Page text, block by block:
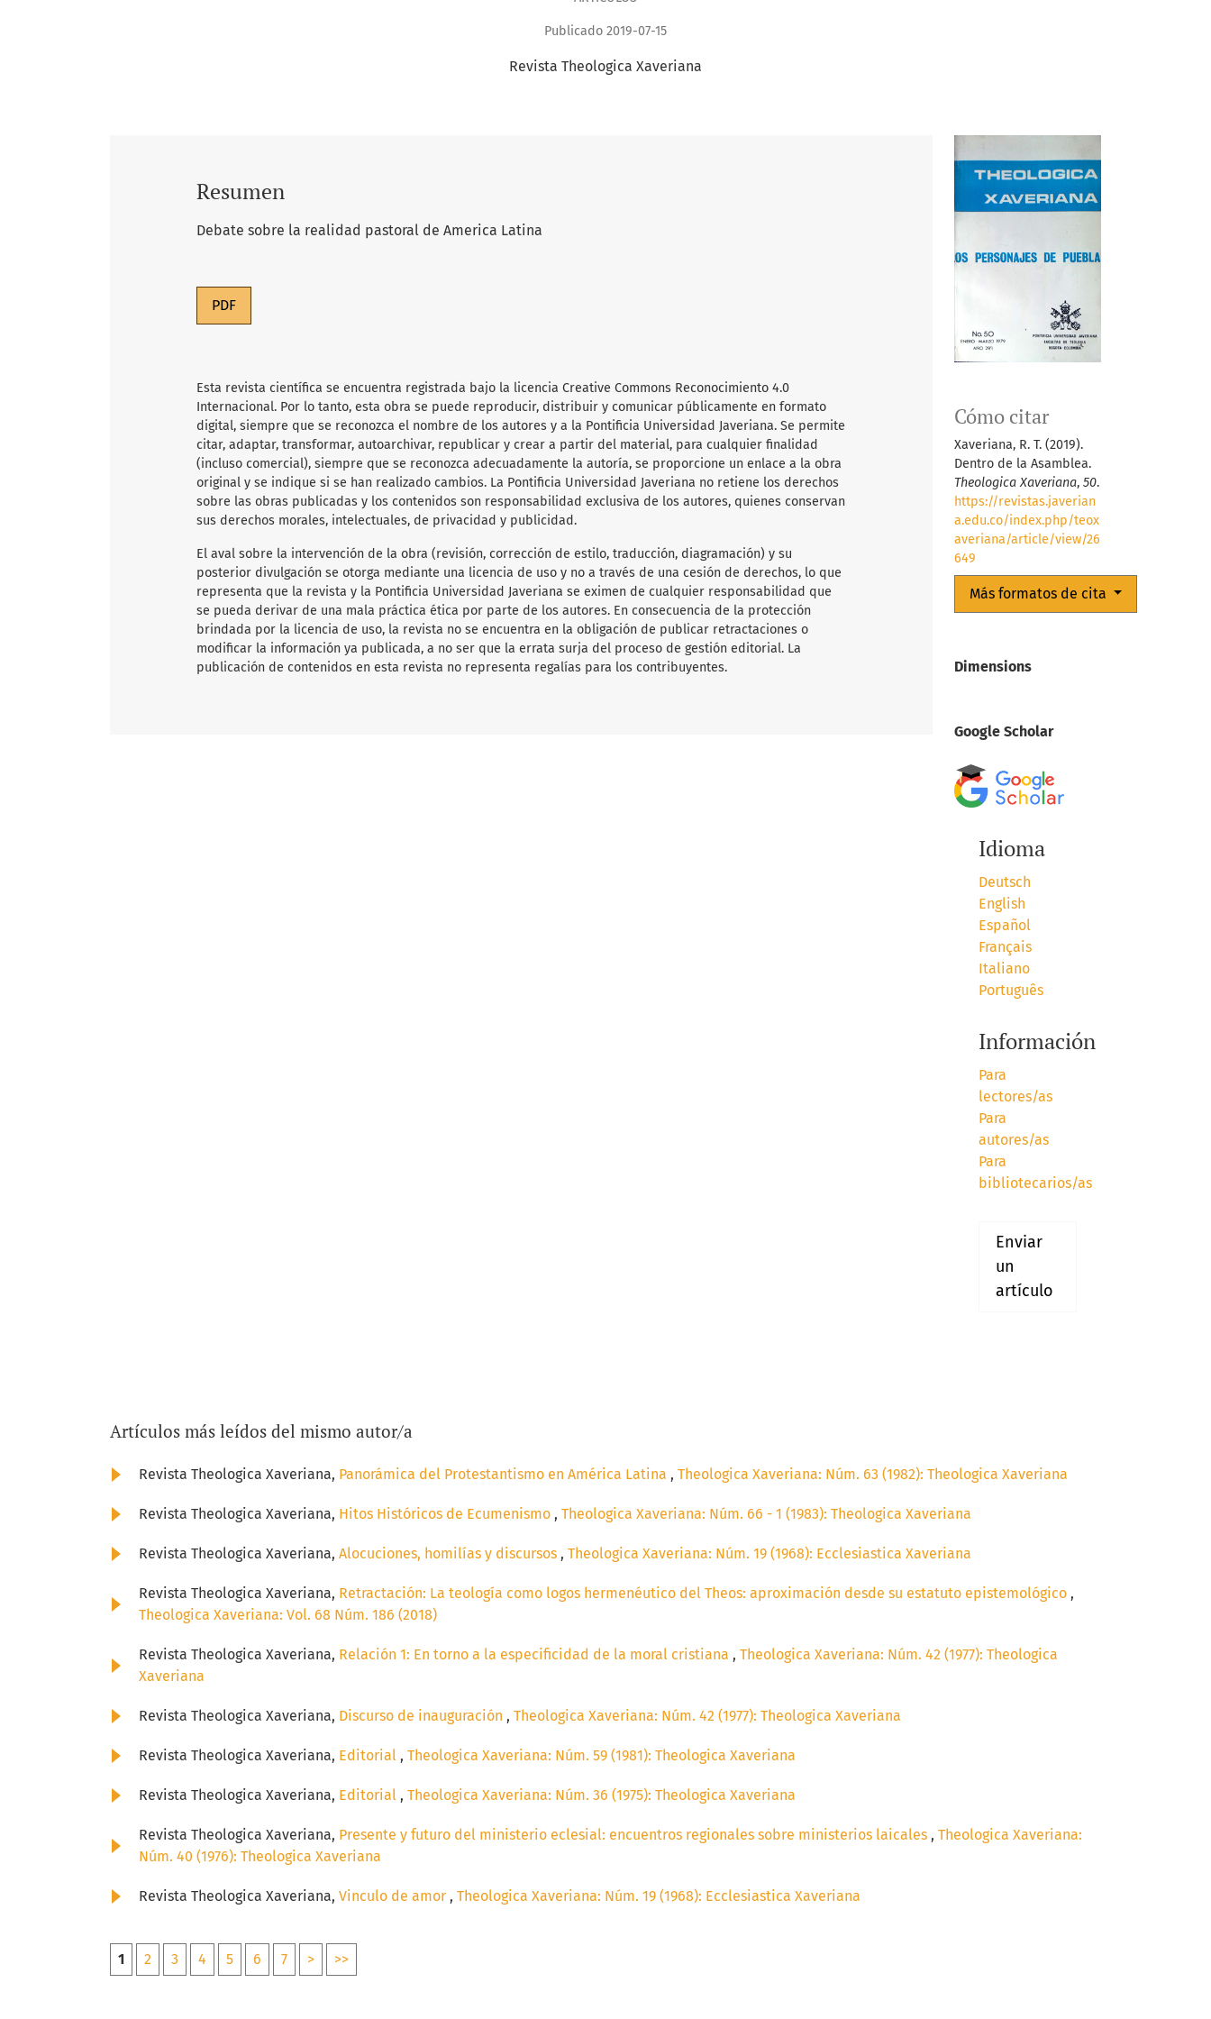
Publicado 2019-07-15
Revista Theologica Xaveriana
Cómo citar
Xaveriana, R. T. (2019).
Dentro de la Asamblea.
Theologica Xaveriana, 50.
https://revistas.javerian
a.edu.co/index.php/teox
averiana/article/view/26
649
Más formatos de cita
Dimensions
Google Scholar
Idioma
Deutsch
English
Español
Français
Italiano
Português
Información
Para
lectores/as
Para
autores/as
Para
bibliotecarios/as
Enviar
un
artículo
Resumen
Debate sobre la realidad pastoral de America Latina
PDF
Esta revista científica se encuentra registrada bajo la licencia Creative Commons Reconocimiento 4.0
Internacional. Por lo tanto, esta obra se puede reproducir, distribuir y comunicar públicamente en formato
digital, siempre que se reconozca el nombre de los autores y a la Pontificia Universidad Javeriana. Se permite
citar, adaptar, transformar, autoarchivar, republicar y crear a partir del material, para cualquier finalidad
(incluso comercial), siempre que se reconozca adecuadamente la autoría, se proporcione un enlace a la obra
original y se indique si se han realizado cambios. La Pontificia Universidad Javeriana no retiene los derechos
sobre las obras publicadas y los contenidos son responsabilidad exclusiva de los autores, quienes conservan
sus derechos morales, intelectuales, de privacidad y publicidad.
El aval sobre la intervención de la obra (revisión, corrección de estilo, traducción, diagramación) y su
posterior divulgación se otorga mediante una licencia de uso y no a través de una cesión de derechos, lo que
representa que la revista y la Pontificia Universidad Javeriana se eximen de cualquier responsabilidad que
se pueda derivar de una mala práctica ética por parte de los autores. En consecuencia de la protección
brindada por la licencia de uso, la revista no se encuentra en la obligación de publicar retractaciones o
modificar la información ya publicada, a no ser que la errata surja del proceso de gestión editorial. La
publicación de contenidos en esta revista no representa regalías para los contribuyentes.
Artículos más leídos del mismo autor/a
Revista Theologica Xaveriana, Panorámica del Protestantismo en América Latina , Theologica Xaveriana: Núm. 63 (1982): Theologica Xaveriana
Revista Theologica Xaveriana, Hitos Históricos de Ecumenismo , Theologica Xaveriana: Núm. 66 - 1 (1983): Theologica Xaveriana
Revista Theologica Xaveriana, Alocuciones, homilías y discursos , Theologica Xaveriana: Núm. 19 (1968): Ecclesiastica Xaveriana
Revista Theologica Xaveriana, Retractación: La teología como logos hermenéutico del Theos: aproximación desde su estatuto epistemológico ,
Theologica Xaveriana: Vol. 68 Núm. 186 (2018)
Revista Theologica Xaveriana, Relación 1: En torno a la especificidad de la moral cristiana , Theologica Xaveriana: Núm. 42 (1977): Theologica
Xaveriana
Revista Theologica Xaveriana, Discurso de inauguración , Theologica Xaveriana: Núm. 42 (1977): Theologica Xaveriana
Revista Theologica Xaveriana, Editorial , Theologica Xaveriana: Núm. 59 (1981): Theologica Xaveriana
Revista Theologica Xaveriana, Editorial , Theologica Xaveriana: Núm. 36 (1975): Theologica Xaveriana
Revista Theologica Xaveriana, Presente y futuro del ministerio eclesial: encuentros regionales sobre ministerios laicales , Theologica Xaveriana:
Núm. 40 (1976): Theologica Xaveriana
Revista Theologica Xaveriana, Vinculo de amor , Theologica Xaveriana: Núm. 19 (1968): Ecclesiastica Xaveriana
1 2 3 4 5 6 7 > >>